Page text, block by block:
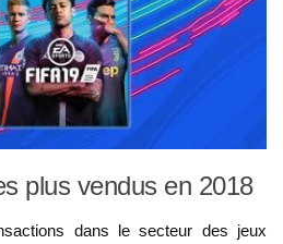
plus vendus en 2018
dans le secteur des jeux